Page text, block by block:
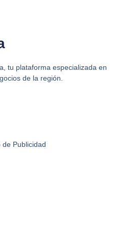
tu plataforma especializada en
de la región.
Publicidad